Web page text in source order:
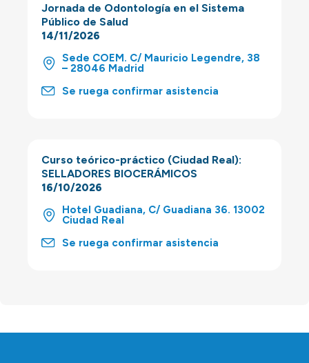
Jornada de Odontología en el Sistema
Público de Salud
14/11/2026
Sede COEM. C/ Mauricio Legendre, 38
– 28046 Madrid
Se ruega confirmar asistencia
Curso teórico-práctico (Ciudad Real):
SELLADORES BIOCERÁMICOS
16/10/2026
Hotel Guadiana, C/ Guadiana 36. 13002
Ciudad Real
Se ruega confirmar asistencia